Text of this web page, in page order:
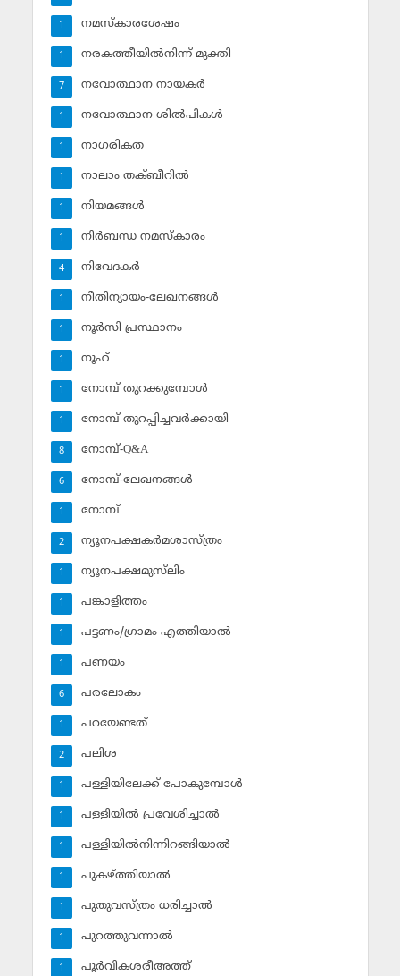
നമസ്‌കാരശേഷം
1
നരകത്തീയില്‍നിന്ന് മുക്തി
1
നവോത്ഥാന നായകര്‍
7
നവോത്ഥാന ശില്‍പികള്‍
1
നാഗരികത
1
നാലാം തക്ബീറില്‍
1
നിയമങ്ങള്‍
1
നിര്‍ബന്ധ നമസ്‌കാരം
1
നിവേദകര്‍
4
നീതിന്യായം-ലേഖനങ്ങള്‍
1
നൂര്‍സി പ്രസ്ഥാനം
1
നൂഹ്‌
1
നോമ്പ് തുറക്കുമ്പോള്‍
1
നോമ്പ് തുറപ്പിച്ചവര്‍ക്കായി
1
നോമ്പ്-Q&A
8
നോമ്പ്-ലേഖനങ്ങള്‍
6
നോമ്പ്‌
1
ന്യൂനപക്ഷകര്‍മശാസ്ത്രം
2
ന്യൂനപക്ഷമുസ്‌ലിം
1
പങ്കാളിത്തം
1
പട്ടണം/ഗ്രാമം എത്തിയാല്‍
1
പണയം
1
പരലോകം
6
പറയേണ്ടത്
1
പലിശ
2
പള്ളിയിലേക്ക് പോകുമ്പോള്‍
1
പള്ളിയില്‍ പ്രവേശിച്ചാല്‍
1
പള്ളിയില്‍നിന്നിറങ്ങിയാല്‍
1
പുകഴ്ത്തിയാല്‍
1
പുതുവസ്ത്രം ധരിച്ചാല്‍
1
പുറത്തുവന്നാല്‍
1
പൂര്‍വികശരീഅത്ത്
1